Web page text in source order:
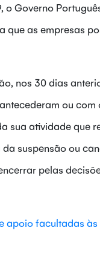
o Governo
que as empresas
nos 30 dias
ou
sua atividade que
suspensão ou
pelas
apoio facultadas